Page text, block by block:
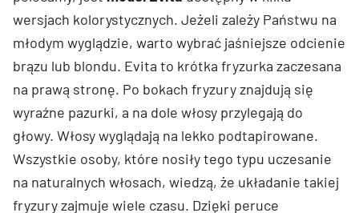
wersjach kolorystycznych. Jeżeli zależy Państwu na
młodym wyglądzie, warto wybrać jaśniejsze odcienie
brązu lub blondu. Evita to krótka fryzurka zaczesana
na prawą stronę. Po bokach fryzury znajdują się
wyraźne pazurki, a na dole włosy przylegają do
głowy. Włosy wyglądają na lekko podtapirowane.
Wszystkie osoby, które nosiły tego typu uczesanie
na naturalnych włosach, wiedzą, że układanie takiej
fryzury zajmuje wiele czasu. Dzięki peruce